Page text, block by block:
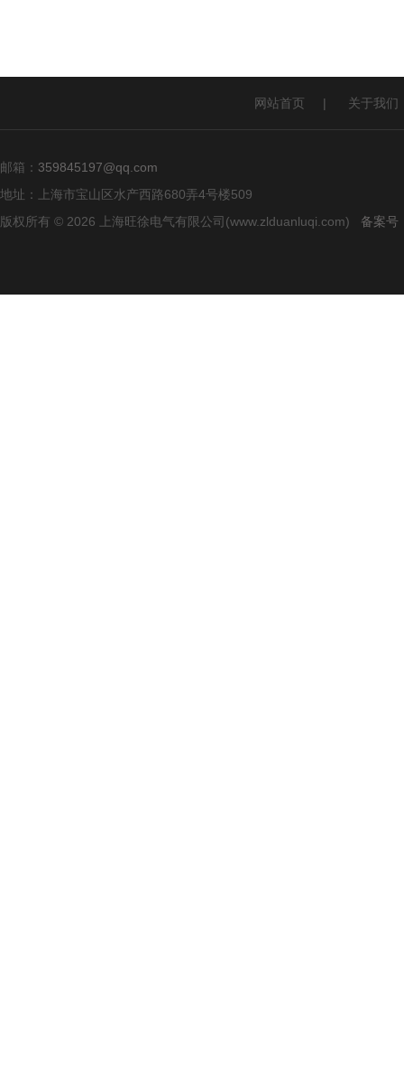
网站首页 | 关于我们
邮箱： 359845197@qq.com
地址：上海市宝山区水产西路680弄4号楼509
版权所有 © 2026 上海旺徐电气有限公司(www.zlduanluqi.com) 备案号